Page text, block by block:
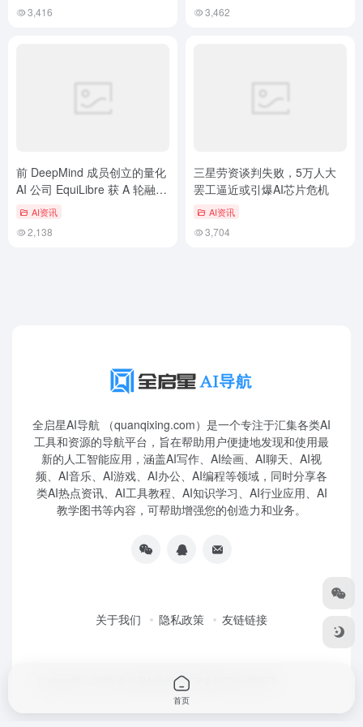
3,416 3,462
前 DeepMind 成员创立的量化
AI 公司 EquiLibre 获 A 轮融
资，估值达 5 亿美元
AI资讯
2,138
三星劳资谈判失败，5万人大
罢工逼近或引爆AI芯片危机
AI资讯
3,704
全启星AI导航 （quanqixing.com）是一个专注于汇集各类AI
工具和资源的导航平台，旨在帮助用户便捷地发现和使用最
新的人工智能应用，涵盖AI写作、AI绘画、AI聊天、AI视
频、AI音乐、AI游戏、AI办公、AI编程等领域，同时分享各
类AI热点资讯、AI工具教程、AI知识学习、AI行业应用、AI
教学图书等内容，可帮助增强您的创造力和业务。
关于我们 隐私政策 友链链接
全启星AI导航鲁ICP备2023010227号
首页